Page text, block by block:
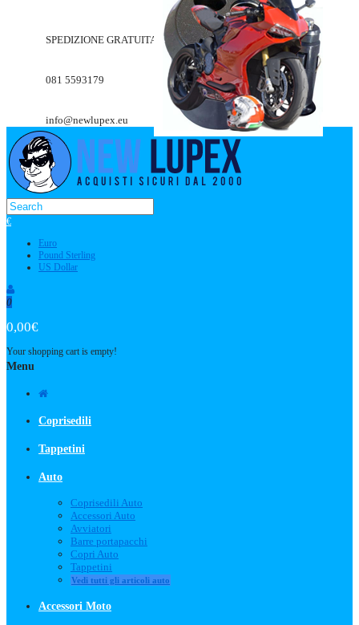
SPEDIZIONE GRATUITA A PARTIRE DA 49.90€
081 5593179
info@newlupex.eu
€
Euro
Pound Sterling
US Dollar
0
0,00€
Your shopping cart is empty!
Menu
Coprisedili
Tappetini
Auto
Coprisedili Auto
Accessori Auto
Avviatori
Barre portapacchi
Copri Auto
Tappetini
Vedi tutti gli articoli auto
Accessori Moto